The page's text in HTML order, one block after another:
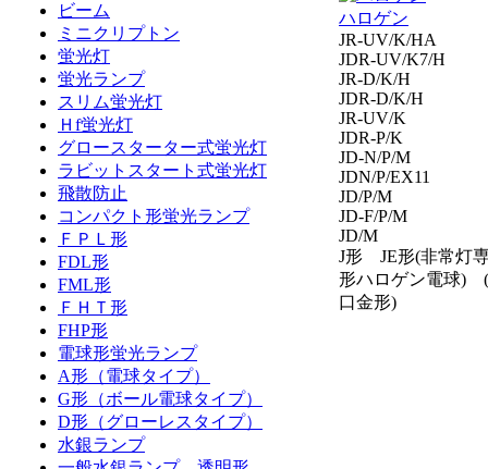
ビーム
ミニクリプトン
蛍光灯
蛍光ランプ
スリム蛍光灯
Ｈf蛍光灯
グロースターター式蛍光灯
ラビットスタート式蛍光灯
飛散防止
コンパクト形蛍光ランプ
ＦＰＬ形
FDL形
FML形
ＦＨＴ形
FHP形
電球形蛍光ランプ
A形（電球タイプ）
G形（ボール電球タイプ）
D形（グローレスタイプ）
水銀ランプ
ハロゲン
JR-UV/K/HA
JDR-UV/K7/H
JR-D/K/H
JDR-D/K/H
JR-UV/K
JDR-P/K
JD-N/P/M
JDN/P/EX11
JD/P/M
JD-F/P/M
JD/M
J形 JE形(非常灯
形ハロゲン電球)
口金形)